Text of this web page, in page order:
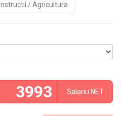
/ Agricultura
Salariu NET